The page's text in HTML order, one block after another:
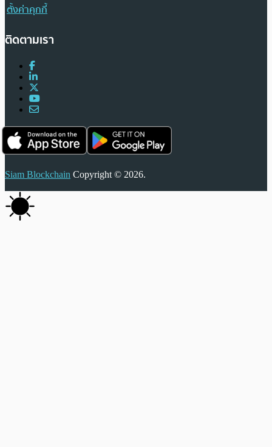
ตั้งค่าคุกกี้
ติดตามเรา
Siam Blockchain Copyright © 2026.